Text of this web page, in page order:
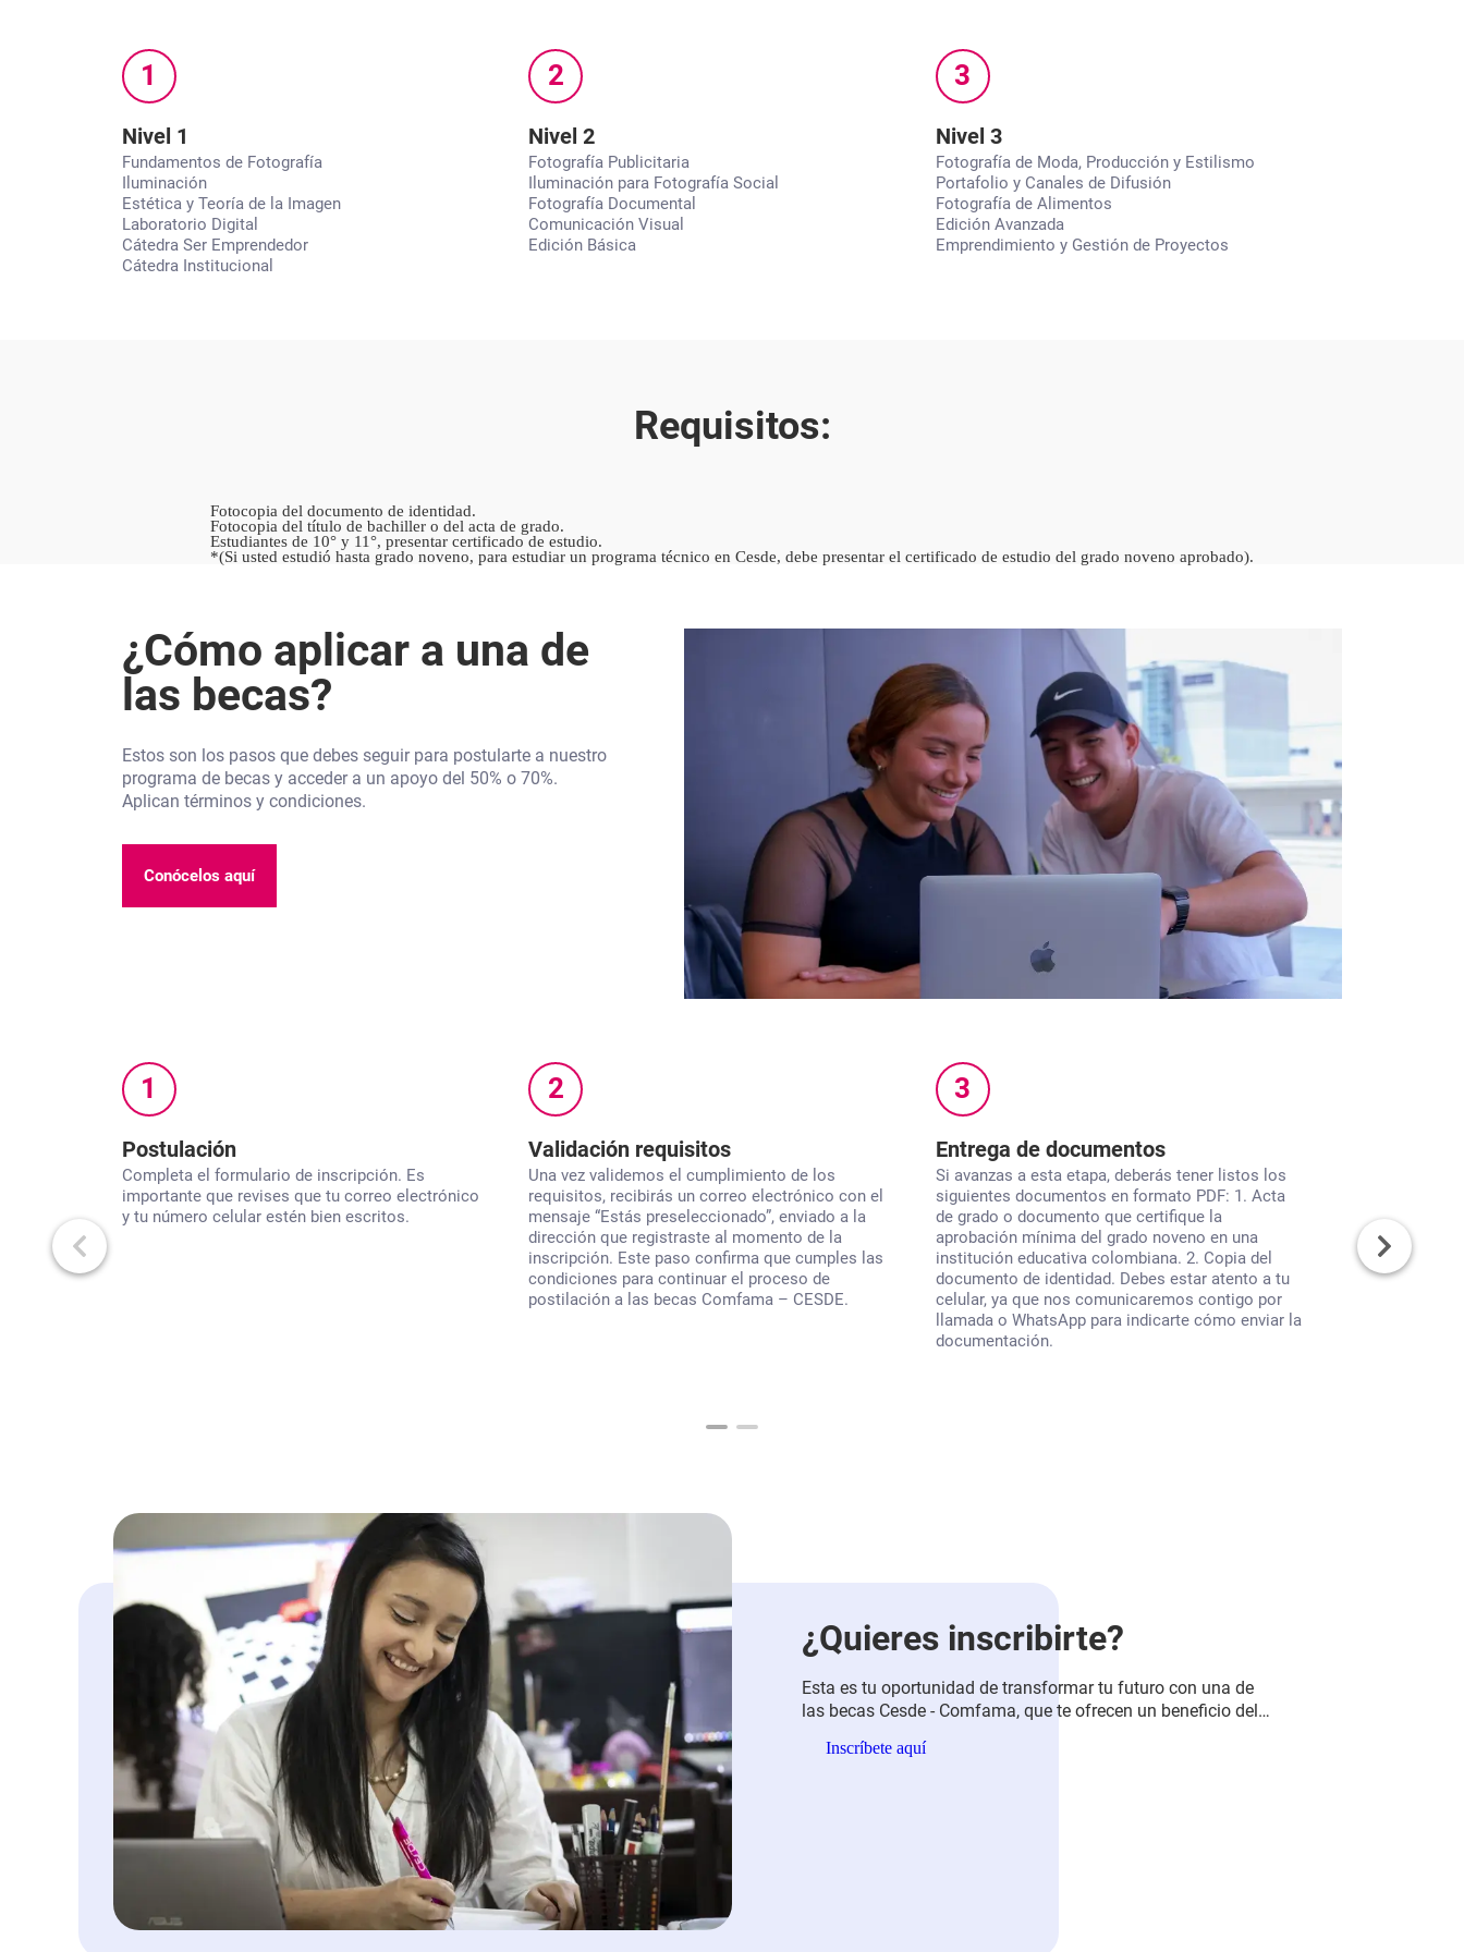
1
Nivel 1
Fundamentos de Fotografía
Iluminación
Estética y Teoría de la Imagen
Laboratorio Digital
Cátedra Ser Emprendedor
Cátedra Institucional
2
Nivel 2
Fotografía Publicitaria
Iluminación para Fotografía Social
Fotografía Documental
Comunicación Visual
Edición Básica
3
Nivel 3
Fotografía de Moda, Producción y Estilismo
Portafolio y Canales de Difusión
Fotografía de Alimentos
Edición Avanzada
Emprendimiento y Gestión de Proyectos
Requisitos:
Fotocopia del documento de identidad.
Fotocopia del título de bachiller o del acta de grado.
Estudiantes de 10° y 11°, presentar certificado de estudio.
*(Si usted estudió hasta grado noveno, para estudiar un programa técnico en Cesde, debe presentar el certificado de estudio del grado noveno aprobado).
¿Cómo aplicar a una de
las becas?
Estos son los pasos que debes seguir para postularte a nuestro
programa de becas y acceder a un apoyo del 50% o 70%.
Aplican términos y condiciones.
Conócelos aquí
1
Postulación
Completa el formulario de inscripción. Es
importante que revises que tu correo electrónico
y tu número celular estén bien escritos.
2
Validación requisitos
Una vez validemos el cumplimiento de los
requisitos, recibirás un correo electrónico con el
mensaje “Estás preseleccionado”, enviado a la
dirección que registraste al momento de la
inscripción. Este paso confirma que cumples las
condiciones para continuar el proceso de
postilación a las becas Comfama – CESDE.
3
Entrega de documentos
Si avanzas a esta etapa, deberás tener listos los
siguientes documentos en formato PDF: 1. Acta
de grado o documento que certifique la
aprobación mínima del grado noveno en una
institución educativa colombiana. 2. Copia del
documento de identidad. Debes estar atento a tu
celular, ya que nos comunicaremos contigo por
llamada o WhatsApp para indicarte cómo enviar la
documentación.
30% o 50% del
afiliación.
fecha indicada
¿Quieres inscribirte?
Esta es tu oportunidad de transformar tu futuro con una de
las becas Cesde - Comfama, que te ofrecen un beneficio del
fortalecer tus habilidades profesionales y potenciar tu
Inscríbete aquí